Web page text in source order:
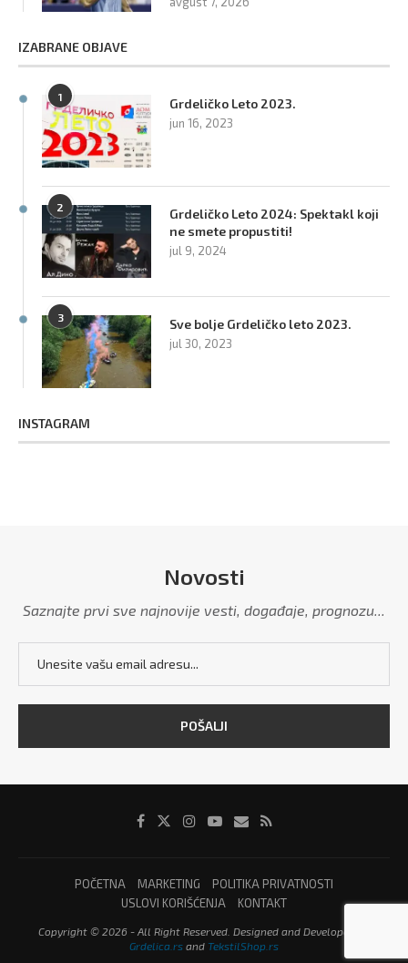
IZABRANE OBJAVE
1 Grdeličko Leto 2023.
jun 16, 2023
2
Grdeličko Leto 2024: Spektakl koji
ne smete propustiti!
jul 9, 2024
3 Sve bolje Grdeličko leto 2023.
jul 30, 2023
INSTAGRAM
Novosti
Saznajte prvi sve najnovije vesti, događaje, prognozu...
POČETNA MARKETING
POLITIKA PRIVATNOSTI
USLOVI KORIŠĆENJA
KONTAKT
Copyright © 2026 - All Right Reserved. Designed and Developed by
Grdelica.rs and TekstilShop.rs